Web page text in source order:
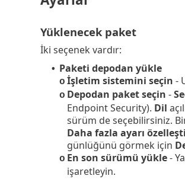
Yüklenecek paket
İki seçenek vardır:
• Paketi depodan yükle
o İşletim sistemini seçin -
o Depodan paket seçin -
Endpoint Security). Dil
sürüm de seçebilirsiniz.
Daha fazla ayarı
günlüğünü görmek için
o En son sürümü yükle-
işaretleyin.